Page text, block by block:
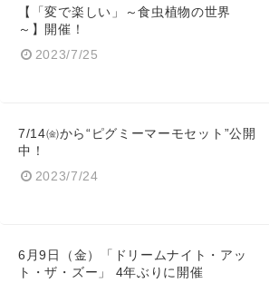
【「変で楽しい」～食虫植物の世界
～】開催！
2023/7/25
7/14㈮から“ピグミーマーモセット”公開
中！
2023/7/24
6月9日（金）「ドリームナイト・アッ
ト・ザ・ズー」 4年ぶりに開催